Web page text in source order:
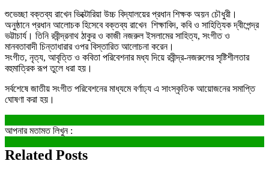
শুভেচ্ছা বক্তব্য রাখেন ভিক্টোরিয়া উচ্চ বিদ্যালয়ের প্রধান শিক্ষক অয়ন চৌধুরী।
অনুষ্ঠানে প্রধান আলোচক হিসেবে বক্তব্য রাখেন শিক্ষাবিদ, কবি ও সাহিত্যিক দ্বীপেন্দ্র
ভট্টাচার্য। তিনি রবীন্দ্রনাথ ঠাকুর ও কাজী নজরুল ইসলামের সাহিত্য, সংগীত ও
মানবতাবাদী চিন্তাধারার ওপর বিস্তারিত আলোচনা করেন।
সংগীত, নৃত্য, আবৃত্তি ও কবিতা পরিবেশনার মধ্য দিয়ে রবীন্দ্র-নজরুলের সৃষ্টিশীলতার
বহুমাত্রিক রূপ তুলে ধরা হয়।
সর্বশেষে জাতীয় সংগীত পরিবেশনের মাধ্যমে বর্ণাঢ্য এ সাংস্কৃতিক আয়োজনের সমাপ্তি
ঘোষণা করা হয়।
আপনার মতামত লিখুন :
Related Posts